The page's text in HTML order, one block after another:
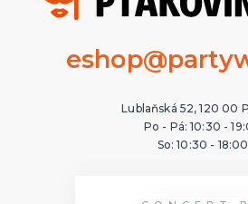
Lublaňská 52, 120 00
Po - Pá: 10:30 -
So: 10:30 - 18:00